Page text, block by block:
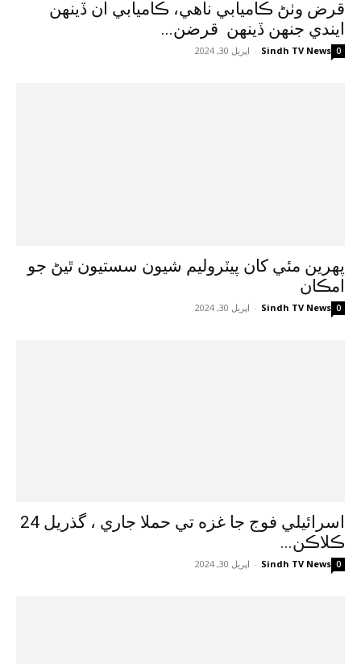
قرض وٺڻ ڪاميابي ناهي، ڪاميابي ان ڏينهن
ايندي جنهن ڏينهن قرضن...
Sindh TV News
- اپريل 30, 2024 0
پهرين مئي کان پيٽروليم شيون سستيون ٿيڻ جو
امڪان
Sindh TV News
- اپريل 30, 2024 0
اسرائيلي فوج جا غزه تي حملا جاري ، گذريل 24
ڪلاڪن...
Sindh TV News
- اپريل 30, 2024 0